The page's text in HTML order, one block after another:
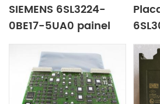
SIEMENS 6SL3224-
0BE17-5UA0 painel